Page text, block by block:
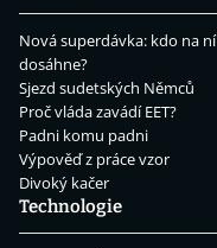
Nová superdávka: kdo na ní
dosáhne?
Sjezd sudetských Němců
Proč vláda zavádí EET?
Padni komu padni
Výpověď z práce vzor
Divoký kačer
Technologie